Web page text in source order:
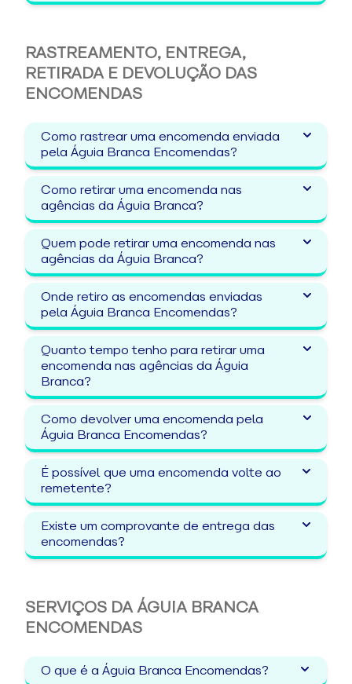
RASTREAMENTO, ENTREGA,
RETIRADA E DEVOLUÇÃO DAS
ENCOMENDAS
Como rastrear uma encomenda enviada
pela Águia Branca Encomendas?
Como retirar uma encomenda nas
agências da Águia Branca?
Quem pode retirar uma encomenda nas
agências da Águia Branca?
Onde retiro as encomendas enviadas
pela Águia Branca Encomendas?
Quanto tempo tenho para retirar uma
encomenda nas agências da Águia
Branca?
Como devolver uma encomenda pela
Águia Branca Encomendas?
É possível que uma encomenda volte ao
remetente?
Existe um comprovante de entrega das
encomendas?
SERVIÇOS DA ÁGUIA BRANCA
ENCOMENDAS
O que é a Águia Branca Encomendas?